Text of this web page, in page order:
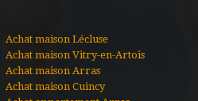
Achat maison Lécluse
Achat maison Vitry-en-Artois
Achat maison Arras
Achat maison Cuincy